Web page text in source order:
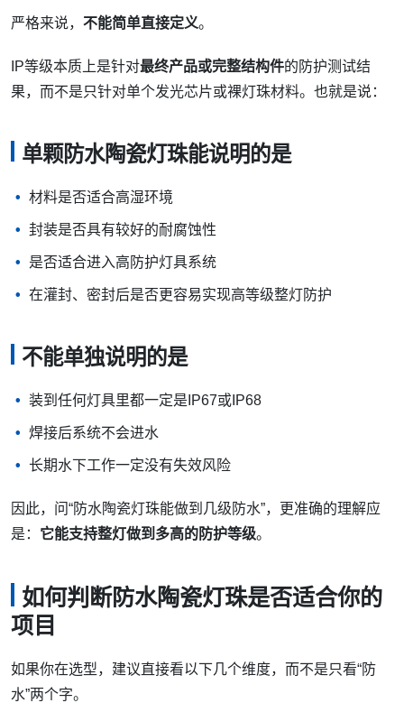
严格来说， 不能简单直接定义。
IP等级本质上是针对最终产品或完整结构件的防护测试结
果，而不是只针对单个发光芯片或裸灯珠材料。也就是说：
单颗防水陶瓷灯珠能说明的是
材料是否适合高湿环境
封装是否具有较好的耐腐蚀性
是否适合进入高防护灯具系统
在灌封、密封后是否更容易实现高等级整灯防护
不能单独说明的是
装到任何灯具里都一定是IP67或IP68
焊接后系统不会进水
长期水下工作一定没有失效风险
因此，问“防水陶瓷灯珠能做到几级防水”，更准确的理解应
是： 它能支持整灯做到多高的防护等级。
如何判断防水陶瓷灯珠是否适合你的
项目
如果你在选型，建议直接看以下几个维度，而不是只看“防
水”两个字。